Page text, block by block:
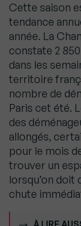
Cette saison
tendance
année. La
constate 2
dans les
territoire
nombre de
Paris cet été.
des
allongés,
pour le mois
trouver un
lorsqu’on
chute